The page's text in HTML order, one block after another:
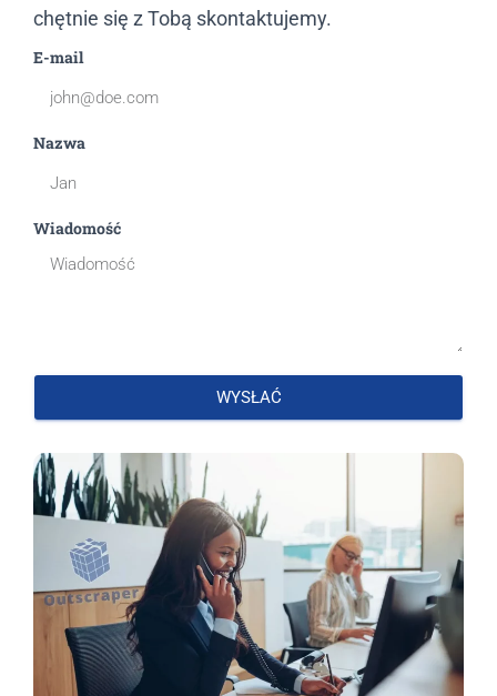
chętnie się z Tobą skontaktujemy.
E-mail
Nazwa
Wiadomość
WYSŁAĆ